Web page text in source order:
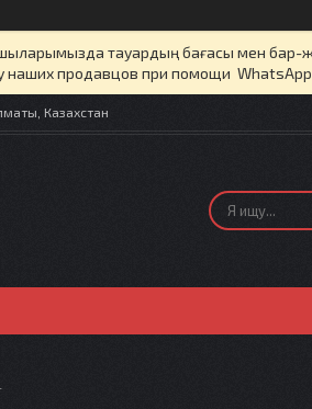
тауардың бағасы мен
наших продавцов при помощи
Казахстан